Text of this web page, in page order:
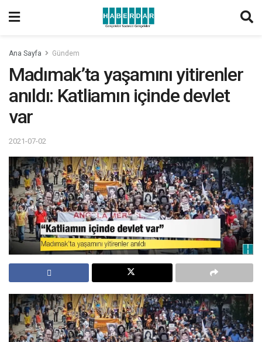
Ana Sayfa Gündem
Madımak’ta yaşamını yitirenler
anıldı: Katliamın içinde devlet
var
2021-07-02